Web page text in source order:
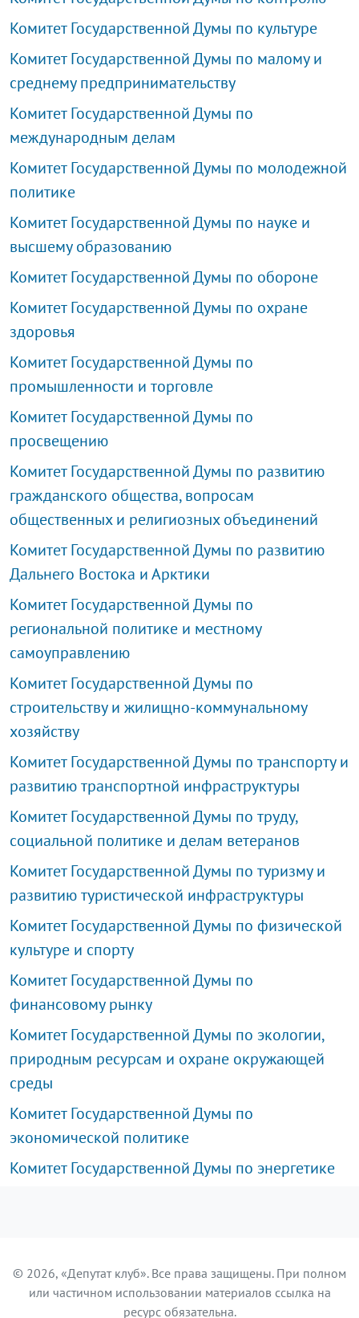
Комитет Государственной Думы по культуре
Комитет Государственной Думы по малому и
среднему предпринимательству
Комитет Государственной Думы по
международным делам
Комитет Государственной Думы по молодежной
политике
Комитет Государственной Думы по науке и
высшему образованию
Комитет Государственной Думы по обороне
Комитет Государственной Думы по охране
здоровья
Комитет Государственной Думы по
промышленности и торговле
Комитет Государственной Думы по
просвещению
Комитет Государственной Думы по развитию
гражданского общества, вопросам
общественных и религиозных объединений
Комитет Государственной Думы по развитию
Дальнего Востока и Арктики
Комитет Государственной Думы по
региональной политике и местному
самоуправлению
Комитет Государственной Думы по
строительству и жилищно-коммунальному
хозяйству
Комитет Государственной Думы по транспорту и
развитию транспортной инфраструктуры
Комитет Государственной Думы по труду,
социальной политике и делам ветеранов
Комитет Государственной Думы по туризму и
развитию туристической инфраструктуры
Комитет Государственной Думы по физической
культуре и спорту
Комитет Государственной Думы по
финансовому рынку
Комитет Государственной Думы по экологии,
природным ресурсам и охране окружающей
среды
Комитет Государственной Думы по
экономической политике
Комитет Государственной Думы по энергетике
© 2026, «Депутат клуб». Все права защищены. При полном
или частичном использовании материалов ссылка на
ресурс обязательна.